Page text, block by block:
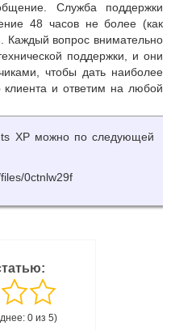
Служба поддержки
48 часов не более (как
Каждый вопрос внимательно
поддержки, и они
чтобы дать наиболее
и ответим на любой
XP можно по следующей
0ctnlw29f
0 из 5)